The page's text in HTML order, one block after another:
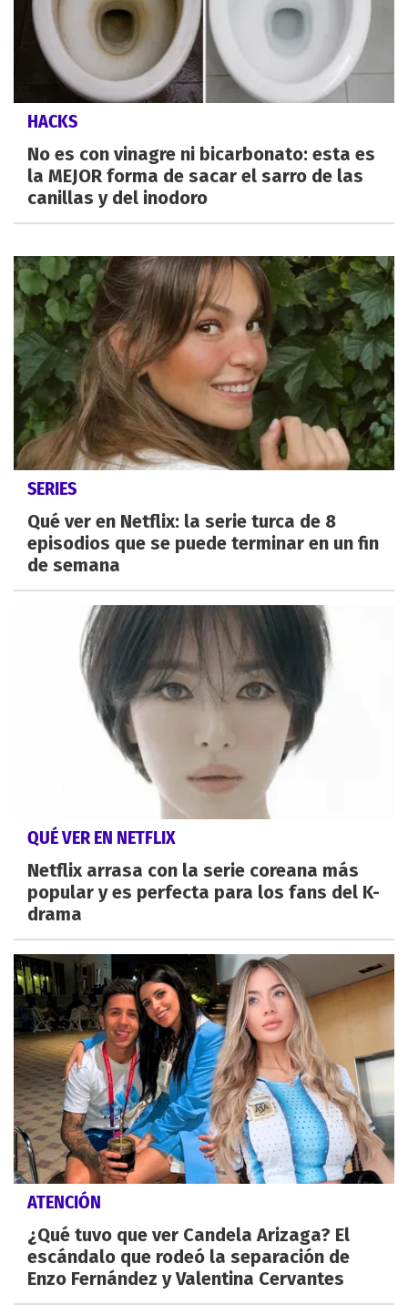
HACKS
No es con vinagre ni bicarbonato: esta es
la MEJOR forma de sacar el sarro de las
canillas y del inodoro
SERIES
Qué ver en Netflix: la serie turca de 8
episodios que se puede terminar en un fin
de semana
QUÉ VER EN NETFLIX
Netflix arrasa con la serie coreana más
popular y es perfecta para los fans del K-
drama
ATENCIÓN
¿Qué tuvo que ver Candela Arizaga? El
escándalo que rodeó la separación de
Enzo Fernández y Valentina Cervantes